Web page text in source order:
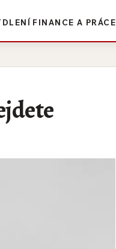
FINANCE A PRÁCE